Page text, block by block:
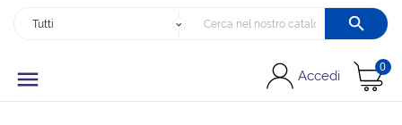

 Accedi
0